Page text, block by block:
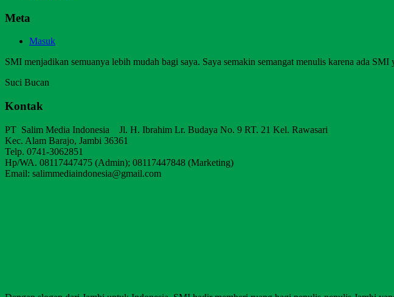
Meta
Masuk
SMI menjadikan semuanya lebih mudah bagi saya. Saya semakin semangat menulis karena ada
Suci Bucan
Kontak
PT Salim Media Indonesia Jl. H. Ibrahim Lr. Budaya No. 9 RT. 21 Kel. Rawasari
Kec. Alam Barajo, Jambi 36361
Telp. 0741-3062851
Hp/WA. 08117447475 (Admin); 08117447848 (Marketing)
Email: salimmediaindonesia@gmail.com